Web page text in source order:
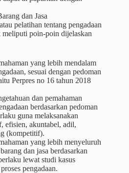
dan Jasa
pelatihan tentang pengadaan
meliputi poin-poin dijelaskan
yang lebih mendalam
sesuai dengan pedoman
Perpres no 16 tahun 2018
dan pemahaman
berdasarkan pedoman
guna melaksanakan
efisien, akuntabel, adil,
(kompetitif).
yang lebih menyeluruh
dan jasa berdasarkan
lewat studi kasus
pengadaan.